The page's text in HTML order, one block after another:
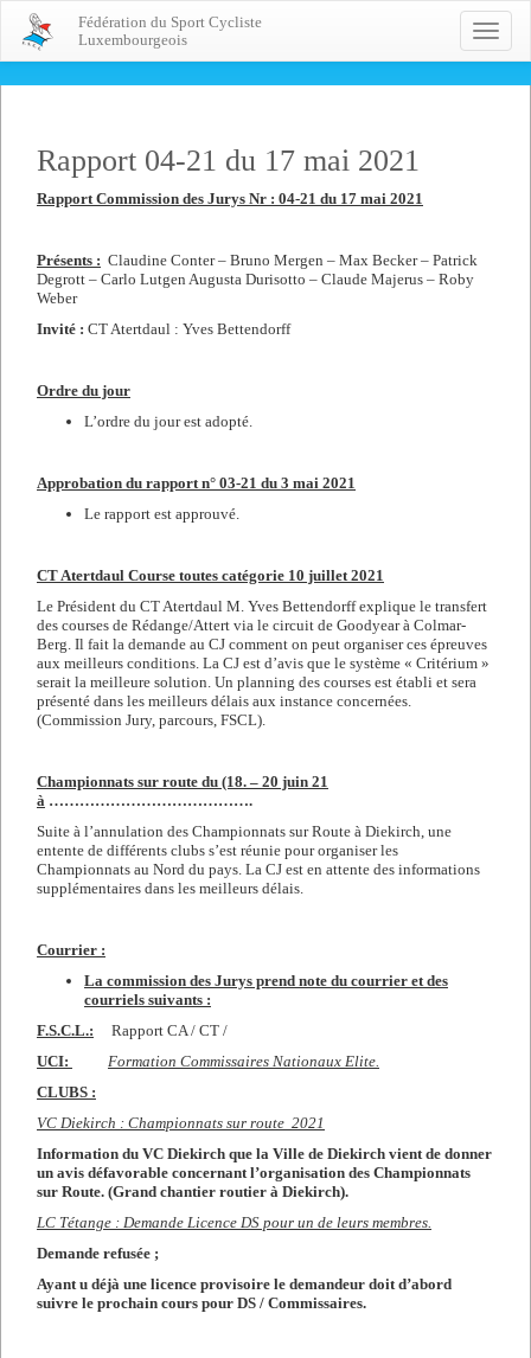
Toggle
Fédération du Sport Cycliste
Luxembourgeois
Rapport 04-21 du 17 mai 2021
Rapport Commission des Jurys Nr : 04-21 du 17 mai 2021
Présents : Claudine Conter – Bruno Mergen – Max Becker – Patrick
Degrott – Carlo Lutgen Augusta Durisotto – Claude Majerus – Roby
Weber
Invité : CT Atertdaul : Yves Bettendorff
Ordre du jour
L’ordre du jour est adopté.
Approbation du rapport n° 03-21 du 3 mai 2021
Le rapport est approuvé.
CT Atertdaul Course toutes catégorie 10 juillet 2021
Le Président du CT Atertdaul M. Yves Bettendorff explique le transfert
des courses de Rédange/Attert via le circuit de Goodyear à Colmar-
Berg. Il fait la demande au CJ comment on peut organiser ces épreuves
aux meilleurs conditions. La CJ est d’avis que le système « Critérium »
serait la meilleure solution. Un planning des courses est établi et sera
présenté dans les meilleurs délais aux instance concernées.
(Commission Jury, parcours, FSCL).
Championnats sur route du (18. – 20 juin 21
à ………………………………….
Suite à l’annulation des Championnats sur Route à Diekirch, une
entente de différents clubs s’est réunie pour organiser les
Championnats au Nord du pays. La CJ est en attente des informations
supplémentaires dans les meilleurs délais.
Courrier :
La commission des Jurys prend note du courrier et des
courriels suivants :
F.S.C.L.: Rapport CA / CT /
UCI:
Formation Commissaires Nationaux Elite.
CLUBS :
VC Diekirch : Championnats sur route 2021
Information du VC Diekirch que la Ville de Diekirch vient de donner
un avis défavorable concernant l’organisation des Championnats
sur Route. (Grand chantier routier à Diekirch).
LC Tétange : Demande Licence DS pour un de leurs membres.
Demande refusée ;
Ayant u déjà une licence provisoire le demandeur doit d’abord
suivre le prochain cours pour DS / Commissaires.